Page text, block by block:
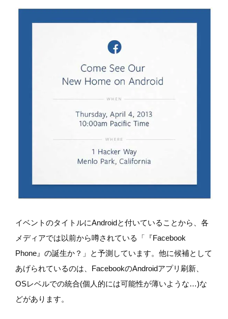
イベントのタイトルにAndroidと付いていることから、各
メディアでは以前から噂されている「『Facebook
Phone』の誕生か？」と予測しています。他に候補として
あげられているのは、FacebookのAndroidアプリ刷新、
OSレベルでの統合(個人的には可能性が薄いような…)な
どがあります。